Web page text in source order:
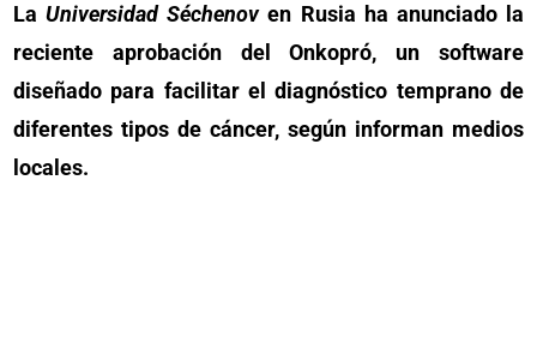
LaUniversidad Séchenoven Rusia ha anunciado la
reciente aprobación del Onkopró, un software
diseñado para facilitar el diagnóstico temprano de
diferentes tipos de cáncer, según informan medios
locales.